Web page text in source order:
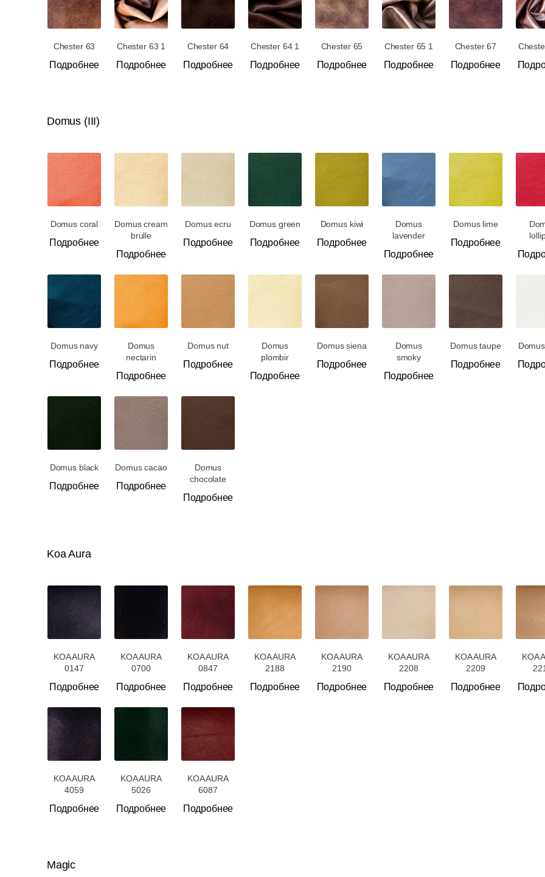
Подстолья
Столешницы
Столы
Мягкая мебель
Мебель Loft
Мебель для улицы
Барные стойки
Банкетная мебель
Аксессуары
Chester 63
Подробнее
Chester 63 1
Подробнее
Chester 64
Подробнее
Chester 64 1
Подробнее
Chester 65
Подробнее
Chester 65 1
Подробнее
Chester 67
Подробнее
Domus (III)
Domus coral
Подробнее
Domus cream
brulle
Подробнее
Domus ecru
Подробнее
Domus green
Подробнее
Domus kiwi
Подробнее
Domus
lavender
Подробнее
Domus lime
Подробнее
Domus navy
Подробнее
Domus
nectarin
Подробнее
Domus nut
Подробнее
Domus
plombir
Подробнее
Domus siena
Подробнее
Domus
smoky
Подробнее
Domus taupe
Подробнее
Domus black
Подробнее
Domus cacao
Подробнее
Domus
chocolate
Подробнее
Koa Aura
KOA AURA
0147
Подробнее
KOA AURA
0700
Подробнее
KOA AURA
0847
Подробнее
KOA AURA
2188
Подробнее
KOA AURA
2190
Подробнее
KOA AURA
2208
Подробнее
KOA AURA
2209
Подробнее
KOA
KOA AURA
4059
Подробнее
KOA AURA
5026
Подробнее
KOA AURA
6087
Подробнее
Magic
Сбросить
фильтр